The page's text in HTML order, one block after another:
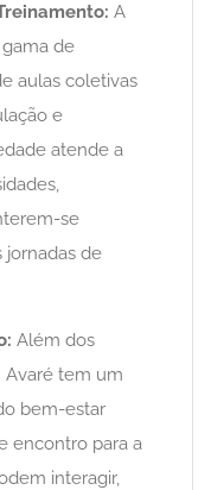
A
de
aulas coletivas
e
atende a
se
jornadas de
Além dos
Avaré tem um
bem-estar
encontro para a
interagir,